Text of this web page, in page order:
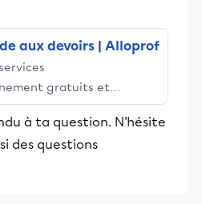
aux devoirs | Alloprof
gratuits et
engage les élèves
dans la réussite
à ta question. N'hésite
des questions